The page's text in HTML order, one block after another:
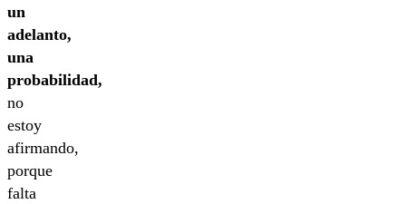
un
adelanto,
una
probabilidad,
no
estoy
afirmando,
porque
falta